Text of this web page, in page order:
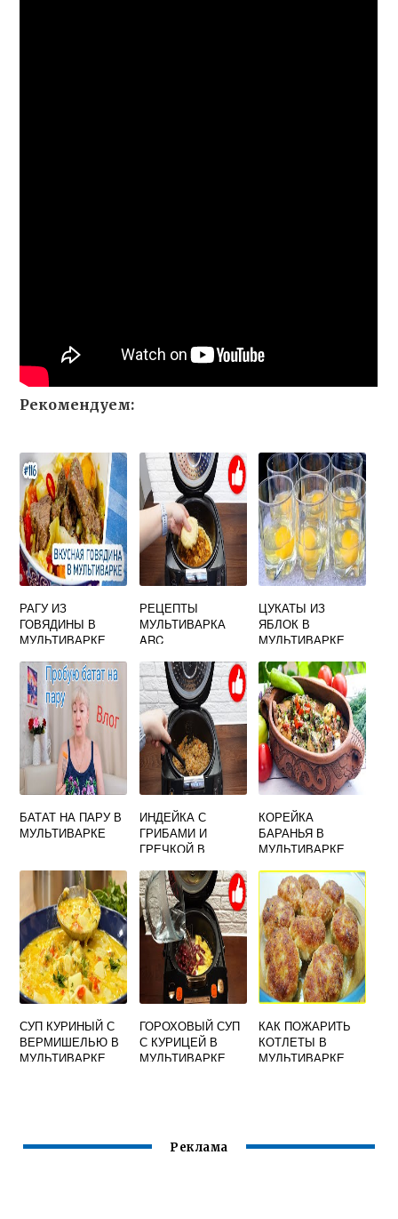
Рекомендуем:
РАГУ ИЗ
ГОВЯДИНЫ В
МУЛЬТИВАРКЕ
РЕЦЕПТЫ
МУЛЬТИВАРКА
ARC
ЦУКАТЫ ИЗ
ЯБЛОК В
МУЛЬТИВАРКЕ
БАТАТ НА ПАРУ В
МУЛЬТИВАРКЕ
ИНДЕЙКА С
ГРИБАМИ И
ГРЕЧКОЙ В
КОРЕЙКА
БАРАНЬЯ В
МУЛЬТИВАРКЕ
СУП КУРИНЫЙ С
ВЕРМИШЕЛЬЮ В
МУЛЬТИВАРКЕ
ГОРОХОВЫЙ СУП
С КУРИЦЕЙ В
МУЛЬТИВАРКЕ
КАК ПОЖАРИТЬ
КОТЛЕТЫ В
МУЛЬТИВАРКЕ
Реклама